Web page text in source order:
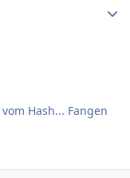
Hash... Fangen